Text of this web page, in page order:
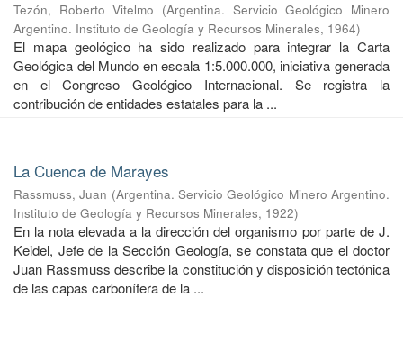
Tezón, Roberto Vitelmo (Argentina. Servicio Geológico Minero
Argentino. Instituto de Geología y Recursos Minerales, 1964)
El mapa geológico ha sido realizado para integrar la Carta
Geológica del Mundo en escala 1:5.000.000, iniciativa generada
en el Congreso Geológico Internacional. Se registra la
contribución de entidades estatales para la ...
La Cuenca de Marayes
Rassmuss, Juan (Argentina. Servicio Geológico Minero Argentino.
Instituto de Geología y Recursos Minerales, 1922)
En la nota elevada a la dirección del organismo por parte de J.
Keidel, Jefe de la Sección Geología, se constata que el doctor
Juan Rassmuss describe la constitución y disposición tectónica
de las capas carbonífera de la ...